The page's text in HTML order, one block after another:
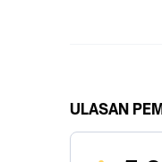
ULASAN